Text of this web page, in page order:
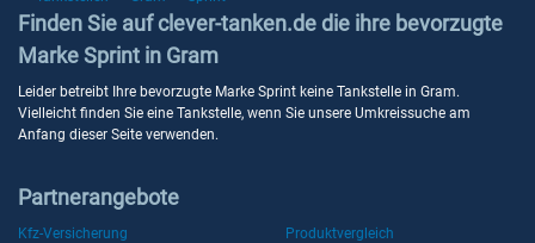
Finden Sie auf clever-tanken.de die ihre bevorzugte
Marke Sprint in Gram
Leider betreibt Ihre bevorzugte Marke Sprint keine Tankstelle in Gram.
Vielleicht finden Sie eine Tankstelle, wenn Sie unsere Umkreissuche am
Anfang dieser Seite verwenden.
Partnerangebote
Kfz-Versicherung
Produktvergleich